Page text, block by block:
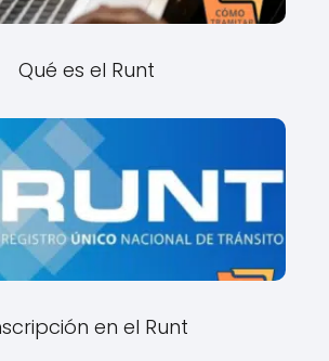
Qué es el Runt
en el Runt